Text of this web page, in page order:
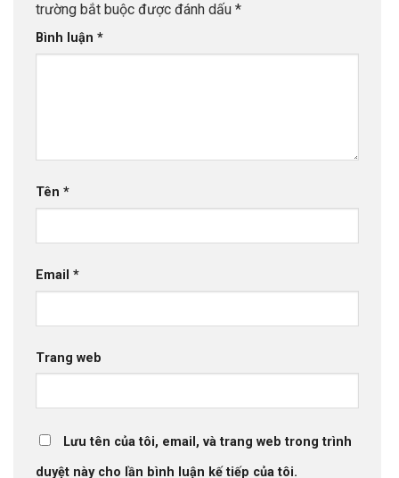
trường bắt buộc được đánh dấu *
Bình luận *
Tên *
Email *
Trang web
Lưu tên của tôi, email, và trang web trong trình
duyệt này cho lần bình luận kế tiếp của tôi.